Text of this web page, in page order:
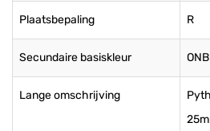
Plaatsbepaling R
Secundaire basiskleur
Lange omschrijving